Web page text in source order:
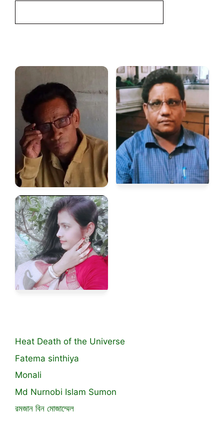
Heat Death of the Universe
Fatema sinthiya
Monali
Md Nurnobi Islam Sumon
রমজান বিন মোজাম্মেল